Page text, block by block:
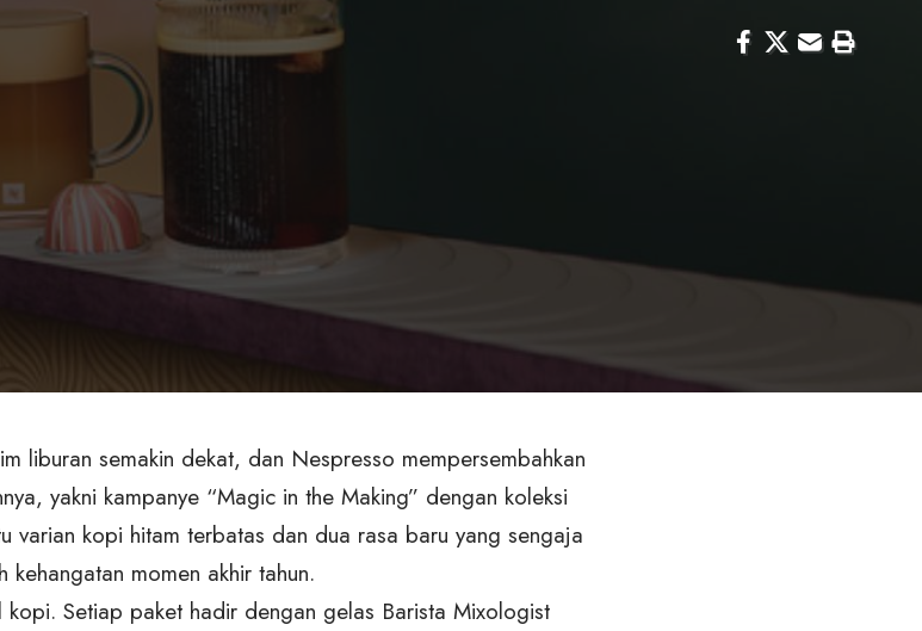
liburan semakin dekat, dan Nespresso mempersembahkan
yakni kampanye “Magic in the Making” dengan koleksi
varian kopi hitam terbatas dan dua rasa baru yang sengaja
kehangatan momen akhir tahun.
kopi. Setiap paket hadir dengan gelas Barista Mixologist